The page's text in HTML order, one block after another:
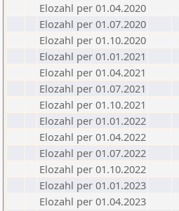
Elozahl per 01.04.2020
Elozahl per 01.07.2020
Elozahl per 01.10.2020
Elozahl per 01.01.2021
Elozahl per 01.04.2021
Elozahl per 01.07.2021
Elozahl per 01.10.2021
Elozahl per 01.01.2022
Elozahl per 01.04.2022
Elozahl per 01.07.2022
Elozahl per 01.10.2022
Elozahl per 01.01.2023
Elozahl per 01.04.2023